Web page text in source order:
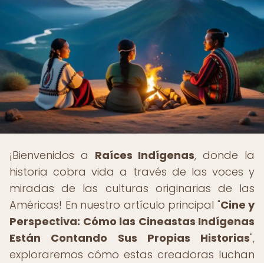
¡Bienvenidos a Raíces Indígenas, donde la
historia cobra vida a través de las voces y
miradas de las culturas originarias de las
Américas! En nuestro artículo principal "Cine y
Perspectiva: Cómo las Cineastas Indígenas
Están Contando Sus Propias Historias",
exploraremos cómo estas creadoras luchan